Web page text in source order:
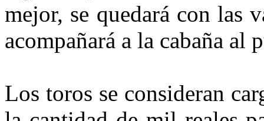
mejor, se quedará con las
acompañará a la cabaña al
Los toros se consideran